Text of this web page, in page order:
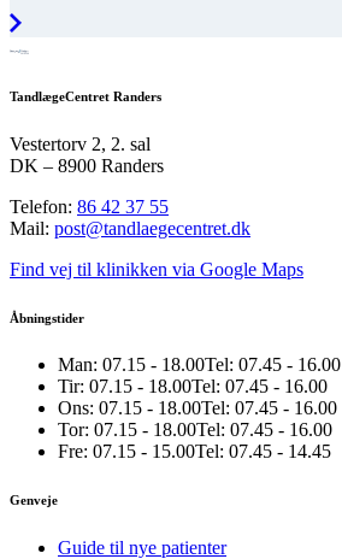
TandlægeCentret Randers
Vestertorv 2, 2. sal
DK – 8900 Randers
Telefon: 86 42 37 55
Mail: post@tandlaegecentret.dk
Find vej til klinikken via Google Maps
Åbningstider
Man: 07.15 - 18.00Tel: 07.45 - 16.00
Tir: 07.15 - 18.00Tel: 07.45 - 16.00
Ons: 07.15 - 18.00Tel: 07.45 - 16.00
Tor: 07.15 - 18.00Tel: 07.45 - 16.00
Fre: 07.15 - 15.00Tel: 07.45 - 14.45
Genveje
Guide til nye patienter